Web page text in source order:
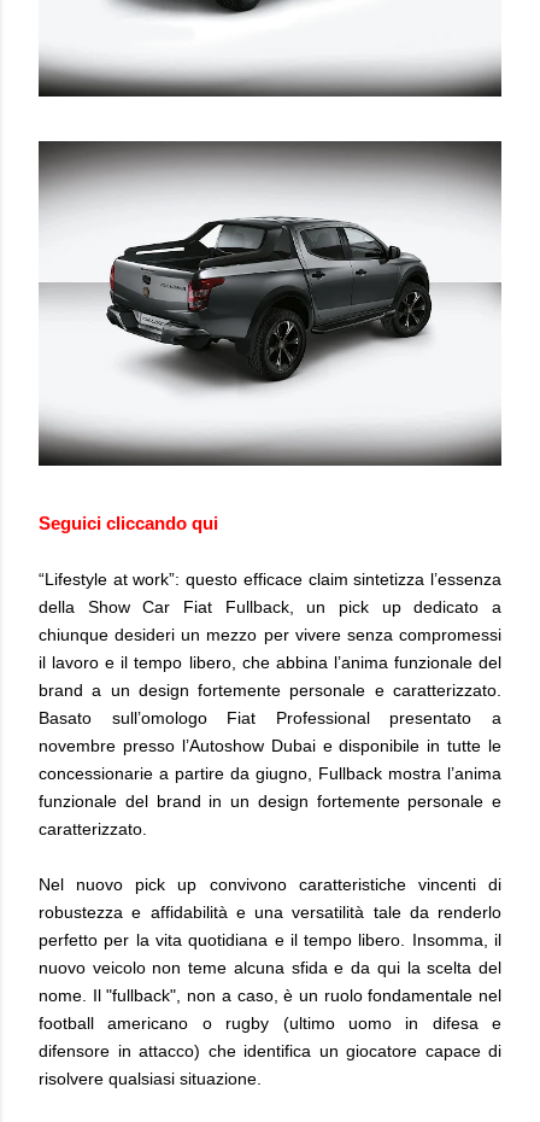
Seguici cliccando qui
“Lifestyle at work”: questo efficace claim sintetizza l’essenza
della Show Car Fiat Fullback, un pick up dedicato a
chiunque desideri un mezzo per vivere senza compromessi
il lavoro e il tempo libero, che abbina l’anima funzionale del
brand a un design fortemente personale e caratterizzato.
Basato sull’omologo Fiat Professional presentato a
novembre presso l’Autoshow Dubai e disponibile in tutte le
concessionarie a partire da giugno, Fullback mostra l’anima
funzionale del brand in un design fortemente personale e
caratterizzato.
Nel nuovo pick up convivono caratteristiche vincenti di
robustezza e affidabilità e una versatilità tale da renderlo
perfetto per la vita quotidiana e il tempo libero. Insomma, il
nuovo veicolo non teme alcuna sfida e da qui la scelta del
nome. Il "fullback", non a caso, è un ruolo fondamentale nel
football americano o rugby (ultimo uomo in difesa e
difensore in attacco) che identifica un giocatore capace di
risolvere qualsiasi situazione.